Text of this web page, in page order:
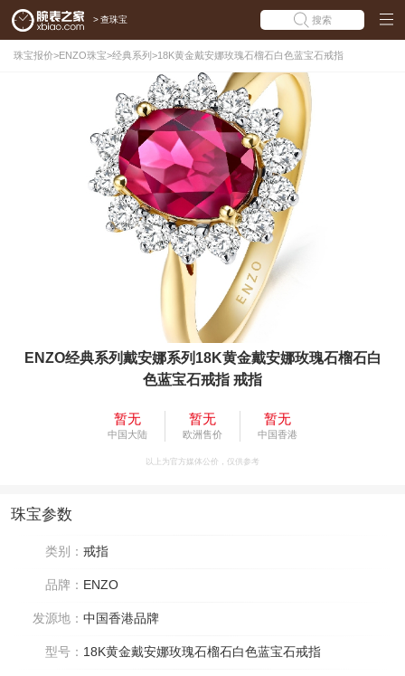
> 查珠宝 搜索
珠宝报价>ENZO珠宝>经典系列 >18K黄金戴安娜玫瑰石榴石白色蓝宝石戒指
ENZO经典系列戴安娜系列18K黄金戴安娜玫瑰石榴石白
色蓝宝石戒指 戒指
暂无
中国大陆
暂无
欧洲售价
暂无
中国香港
以上为官方媒体公价，仅供参考
珠宝参数
类别： 戒指
品牌： ENZO
发源地： 中国香港品牌
型号： 18K黄金戴安娜玫瑰石榴石白色蓝宝石戒指